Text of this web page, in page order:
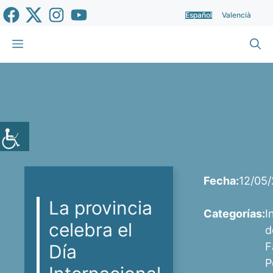
Saltar
al
contenido
Español Valencià
Menú
La provincia
celebra el
Día
Fecha:12/
Categorías: